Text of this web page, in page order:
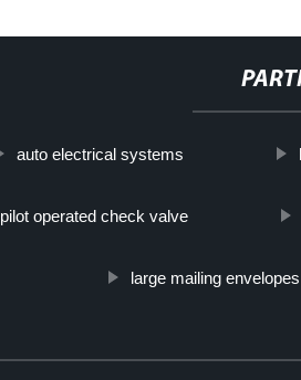
auto electrical systems
pilot operated check valve
large mailing envelopes